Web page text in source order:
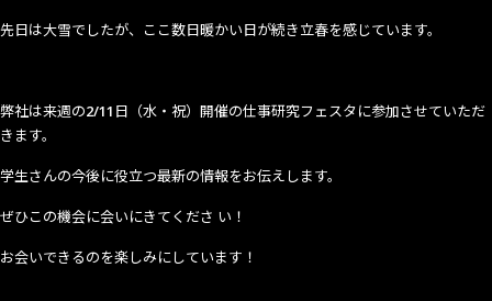
先日は大雪でしたが、ここ数日暖かい日が続き立春を感じています。
弊社は来週の2/11 日（水・祝）開催の仕事研究フェスタに参加させていただ
きます。
学生さんの今後に役立つ最新の情報をお伝えします。
ぜひこの機会に会いにきてくださ い！
お会いできるのを楽しみにしています！